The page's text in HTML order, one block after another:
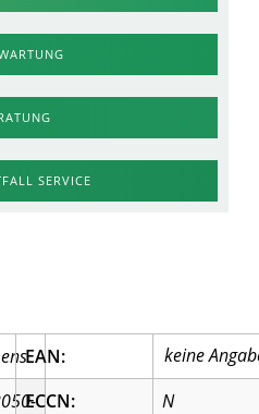
SERVICE
EAN:
ECCN:
N